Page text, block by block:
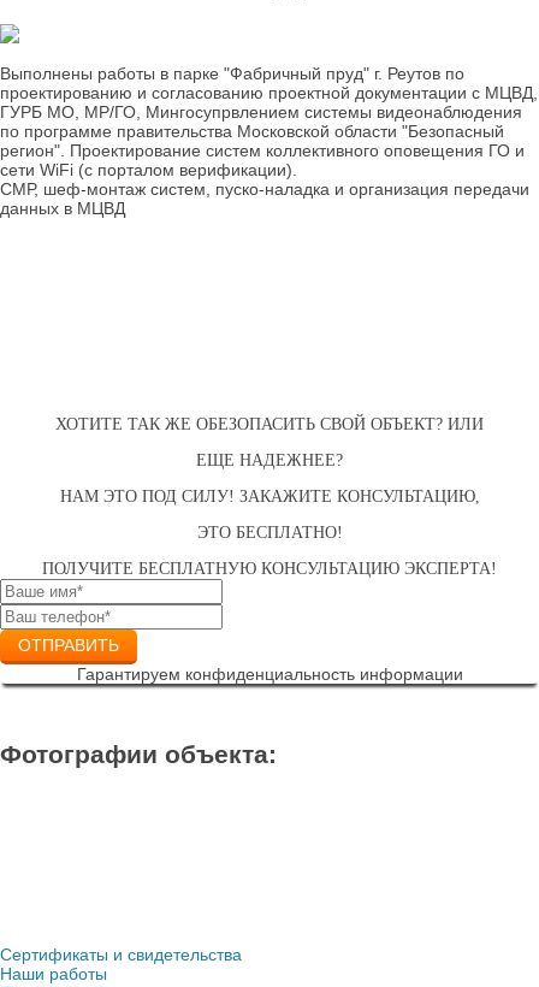
Выполнены работы в парке "Фабричный пруд" г. Реутов по
проектированию и согласованию проектной документации с МЦВД,
ГУРБ МО, МР/ГО, Мингосупрвлением системы видеонаблюдения
по программе правительства Московской области "Безопасный
регион". Проектирование систем коллективного оповещения ГО и
сети WiFi (с порталом верификации).
СМР, шеф-монтаж систем, пуско-наладка и организация передачи
данных в МЦВД
ХОТИТЕ ТАК ЖЕ ОБЕЗОПАСИТЬ СВОЙ ОБЪЕКТ? ИЛИ
ЕЩЕ НАДЕЖНЕЕ?
НАМ ЭТО ПОД СИЛУ! ЗАКАЖИТЕ КОНСУЛЬТАЦИЮ,
ЭТО БЕСПЛАТНО!
ПОЛУЧИТЕ БЕСПЛАТНУЮ КОНСУЛЬТАЦИЮ ЭКСПЕРТА!
ОТПРАВИТЬ
Гарантируем конфиденциальность информации
Фотографии объекта:
Сертификаты и свидетельства
Наши работы